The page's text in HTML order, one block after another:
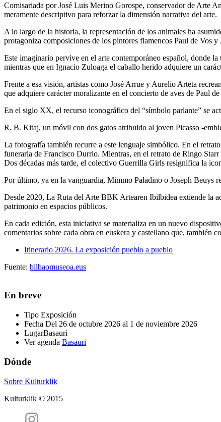
Comisariada porJosé Luis Merino Gorospe, conservador de Arte
meramente descriptivo para reforzar la dimensión narrativa del arte.
A lo largo de la historia, la representación de los animales ha
protagoniza composiciones de los pintores flamencos Paul de Vos y
Este imaginario pervive en el arte contemporáneo español, donde
mientras que en Ignacio Zuloaga el caballo herido adquiere un
Frente a esa visión, artistas como José Arrue y Aurelio Arteta
que adquiere carácter moralizante en el concierto de aves de Paul
En el siglo XX, el recurso iconográfico del “símbolo parlante” se
R. B. Kitaj, un móvil con dos gatos atribuido al joven Picasso -
La fotografía también recurre a este lenguaje simbólico. En el
funeraria de Francisco Durrio. Mientras, en el retrato de Ringo Starr
Dos décadas más tarde, el colectivo Guerrilla Girls resignifica la
Por último, ya en la vanguardia, Mimmo Paladino o Joseph Beuys
Desde 2020, La Ruta del Arte BBK Artearen Ibilbidea extiende la
patrimonio en espacios públicos.
En cada edición, esta iniciativa se materializa en un nuevo
comentarios sobre cada obra en euskera y castellano que, también
Itinerario 2026. La exposición pueblo a pueblo
Fuente: bilbaomuseoa.eus
En breve
Tipo Exposición
Fecha Del 26 de octubre 2026 al 1 de noviembre 2026
LugarBasauri
Ver agenda Basauri
Dónde
Sobre Kulturklik
Kulturklik © 2015